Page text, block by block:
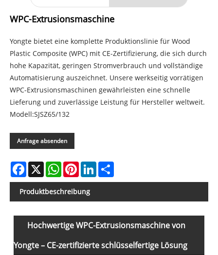
WPC-Extrusionsmaschine
Yongte bietet eine komplette Produktionslinie für Wood
Plastic Composite (WPC) mit CE-Zertifizierung, die sich durch
hohe Kapazität, geringen Stromverbrauch und vollständige
Automatisierung auszeichnet. Unsere werkseitig vorrätigen
WPC-Extrusionsmaschinen gewährleisten eine schnelle
Lieferung und zuverlässige Leistung für Hersteller weltweit.
Modell:SJSZ65/132
Anfrage absenden
Facebook
X WhatsAppPinterestLinkedIn
Produktbeschreibung
Hochwertige WPC-Extrusionsmaschine von
Yongte – CE-zertifizierte schlüsselfertige Lösung